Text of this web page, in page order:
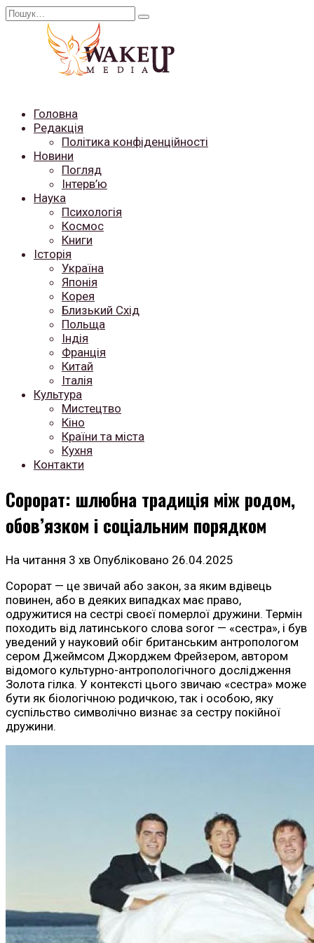
Перейти
Search
Головна
Редакція
Політика конфіденційності
Новини
Погляд
Інтерв’ю
Наука
Психологія
Космос
Книги
Історія
Україна
Японія
Корея
Близький Схід
Польща
Індія
Франція
Китай
Італія
Культура
Мистецтво
Кіно
Країни та міста
Кухня
Контакти
Сорорат: шлюбна традиція між родом,
обов’язком і соціальним порядком
На читання 3 хв Опубліковано 26.04.2025
Сорорат — це звичай або закон, за яким вдівець
повинен, або в деяких випадках має право,
одружитися на сестрі своєї померлої дружини. Термін
походить від латинського слова soror — «сестра», і був
уведений у науковий обіг британським антропологом
сером Джеймсом Джорджем Фрейзером, автором
відомого культурно-антропологічного дослідження
Золота гілка. У контексті цього звичаю «сестра» може
бути як біологічною родичкою, так і особою, яку
суспільство символічно визнає за сестру покійної
дружини.